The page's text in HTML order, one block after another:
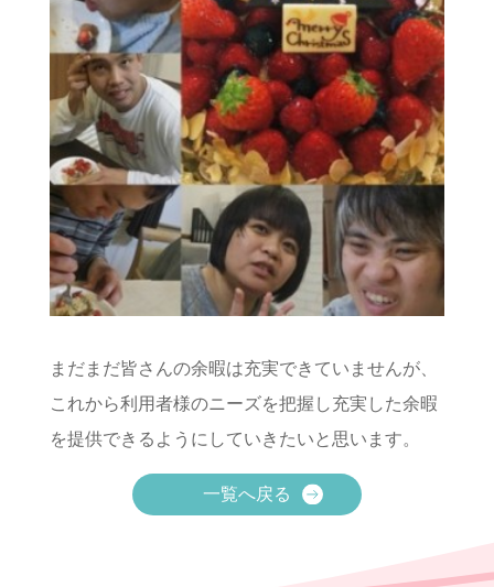
まだまだ皆さんの余暇は充実できていませんが、
これから利用者様のニーズを把握し充実した余暇
を提供できるようにしていきたいと思います。
一覧へ戻る